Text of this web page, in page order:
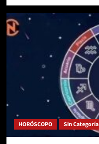
HORÓSCOPO Sin Categoría